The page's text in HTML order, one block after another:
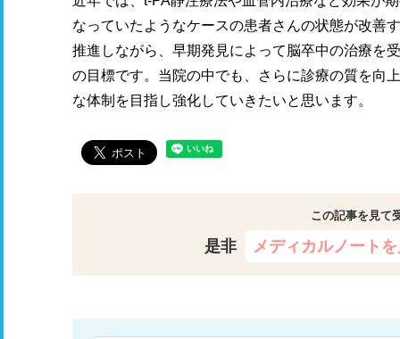
なっていたようなケースの患者さんの状態が改善
推進しながら、早期発見によって脳卒中の治療を
の目標です。当院の中でも、さらに診療の質を向
な体制を目指し強化していきたいと思います。
この記事を見て
是非 メディカルノート